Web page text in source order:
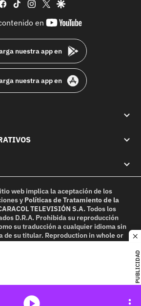
PUBLICIDAD
facebook
tiktok instagram
twittergoogle
en
youtube-
nuestra app en
nuestra app en
web implica la aceptación de los
y Políticas de Tratamiento de la
TELEVISIÓN S.A.Todos los
D.R.A. Prohibida su reproducción
su traducción a cualquier idioma sin
de su titular. Reproduction in whole or
without written permission is